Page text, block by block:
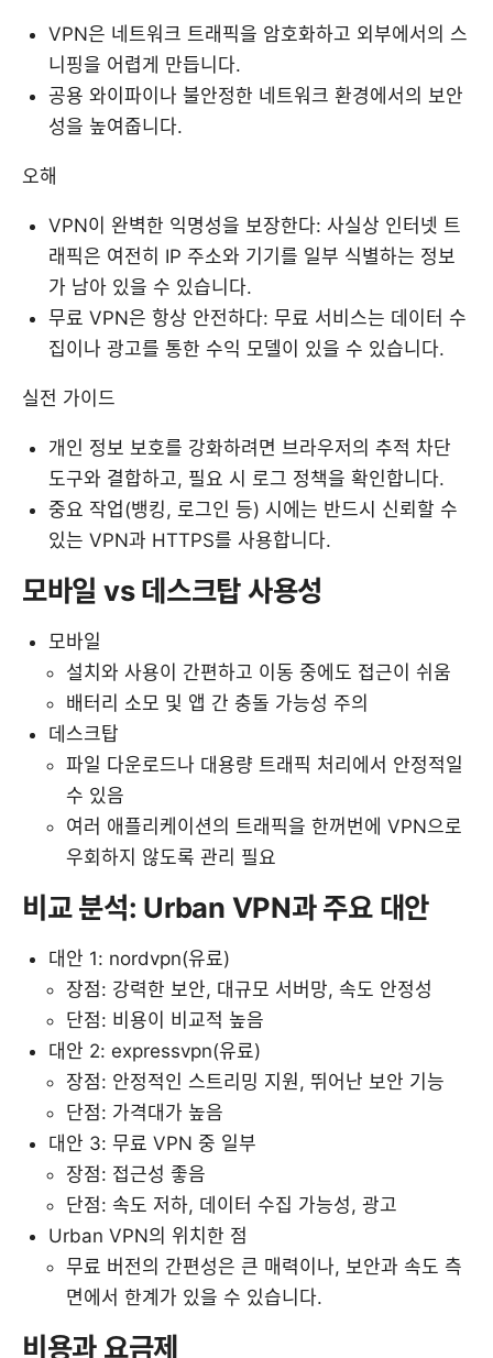
VPN은 네트워크 트래픽을 암호화하고 외부에서의 스
니핑을 어렵게 만듭니다.
공용 와이파이나 불안정한 네트워크 환경에서의 보안
성을 높여줍니다.
오해
VPN이 완벽한 익명성을 보장한다: 사실상 인터넷 트
래픽은 여전히 IP 주소와 기기를 일부 식별하는 정보
가 남아 있을 수 있습니다.
무료 VPN은 항상 안전하다: 무료 서비스는 데이터 수
집이나 광고를 통한 수익 모델이 있을 수 있습니다.
실전 가이드
개인 정보 보호를 강화하려면 브라우저의 추적 차단
도구와 결합하고, 필요 시 로그 정책을 확인합니다.
중요 작업(뱅킹, 로그인 등) 시에는 반드시 신뢰할 수
있는 VPN과 HTTPS를 사용합니다.
모바일 vs 데스크탑 사용성
모바일
설치와 사용이 간편하고 이동 중에도 접근이 쉬움
배터리 소모 및 앱 간 충돌 가능성 주의
데스크탑
파일 다운로드나 대용량 트래픽 처리에서 안정적일
수 있음
여러 애플리케이션의 트래픽을 한꺼번에 VPN으로
우회하지 않도록 관리 필요
비교 분석: Urban VPN과 주요 대안
대안 1: nordvpn(유료)
장점: 강력한 보안, 대규모 서버망, 속도 안정성
단점: 비용이 비교적 높음
대안 2: expressvpn(유료)
장점: 안정적인 스트리밍 지원, 뛰어난 보안 기능
단점: 가격대가 높음
대안 3: 무료 VPN 중 일부
장점: 접근성 좋음
단점: 속도 저하, 데이터 수집 가능성, 광고
Urban VPN의 위치한 점
무료 버전의 간편성은 큰 매력이나, 보안과 속도 측
면에서 한계가 있을 수 있습니다.
비용과 요금제